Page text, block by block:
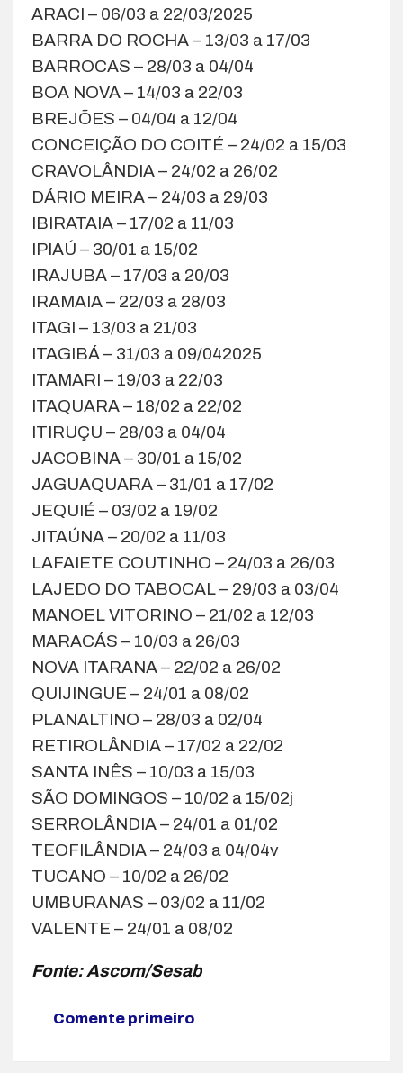
ARACI – 06/03 a 22/03/2025
BARRA DO ROCHA – 13/03 a 17/03
BARROCAS – 28/03 a 04/04
BOA NOVA – 14/03 a 22/03
BREJÕES – 04/04 a 12/04
CONCEIÇÃO DO COITÉ – 24/02 a 15/03
CRAVOLÂNDIA – 24/02 a 26/02
DÁRIO MEIRA – 24/03 a 29/03
IBIRATAIA – 17/02 a 11/03
IPIAÚ – 30/01 a 15/02
IRAJUBA – 17/03 a 20/03
IRAMAIA – 22/03 a 28/03
ITAGI – 13/03 a 21/03
ITAGIBÁ – 31/03 a 09/042025
ITAMARI – 19/03 a 22/03
ITAQUARA – 18/02 a 22/02
ITIRUÇU – 28/03 a 04/04
JACOBINA – 30/01 a 15/02
JAGUAQUARA – 31/01 a 17/02
JEQUIÉ – 03/02 a 19/02
JITAÚNA – 20/02 a 11/03
LAFAIETE COUTINHO – 24/03 a 26/03
LAJEDO DO TABOCAL – 29/03 a 03/04
MANOEL VITORINO – 21/02 a 12/03
MARACÁS – 10/03 a 26/03
NOVA ITARANA – 22/02 a 26/02
QUIJINGUE – 24/01 a 08/02
PLANALTINO – 28/03 a 02/04
RETIROLÂNDIA – 17/02 a 22/02
SANTA INÊS – 10/03 a 15/03
SÃO DOMINGOS – 10/02 a 15/02j
SERROLÂNDIA – 24/01 a 01/02
TEOFILÂNDIA – 24/03 a 04/04v
TUCANO – 10/02 a 26/02
UMBURANAS – 03/02 a 11/02
VALENTE – 24/01 a 08/02
Fonte: Ascom/Sesab
Comente primeiro